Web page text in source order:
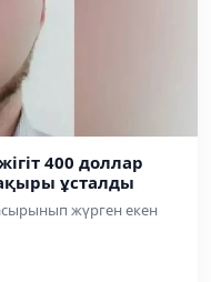
400 доллар
ұсталды
жүрген екен